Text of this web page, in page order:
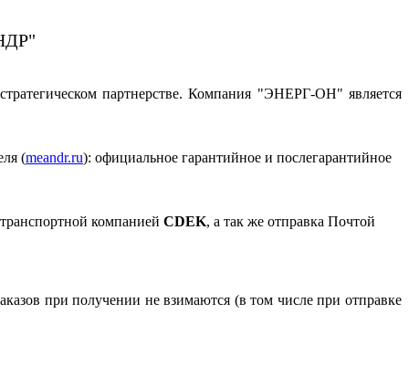
партнерстве. Компания "ЭНЕРГ-ОН" является
(meandr.ru): официальное гарантийное и послегарантийное
компанией CDEK, а так же отправка Почтой
при получении не взимаются (в том числе при отправке